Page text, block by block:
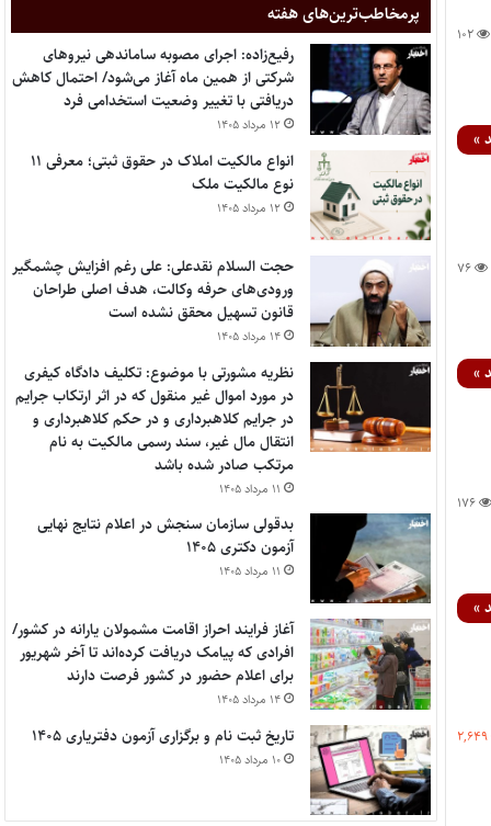
۱۰۲
»
۷۶
»
۱۷۶
»
۲,۶۴۹
پر‌مخاطب‌ترین‌های هفته
رفیع‌زاده: اجرای مصوبه ساماندهی نیروهای
شرکتی از همین ماه آغاز می‌شود/ احتمال کاهش
دریافتی با تغییر وضعیت استخدامی فرد
۱۲ مرداد ۱۴۰۵
انواع مالکیت املاک در حقوق ثبتی؛ معرفی ۱۱
نوع مالکیت ملک
۱۲ مرداد ۱۴۰۵
حجت السلام نقدعلی: علی رغم افزایش چشمگیر
ورودی‌های حرفه وکالت، هدف اصلی طراحان
قانون تسهیل محقق نشده است
۱۴ مرداد ۱۴۰۵
نظریه مشورتی با موضوع: تکلیف دادگاه کیفری
در مورد اموال غیر منقول که در اثر ارتکاب جرایم
در جرایم کلاهبرداری و در حکم کلاهبرداری و
انتقال مال غیر، سند رسمی مالکیت به نام
مرتکب صادر شده باشد
۱۱ مرداد ۱۴۰۵
بدقولی سازمان سنجش در اعلام نتایج نهایی
آزمون دکتری ۱۴۰۵
۱۱ مرداد ۱۴۰۵
آغاز فرایند احراز اقامت مشمولان یارانه در کشور/
افرادی که پیامک دریافت کرده‌اند تا آخر شهریور
برای اعلام حضور در کشور فرصت دارند
۱۴ مرداد ۱۴۰۵
تاریخ ثبت نام و برگزاری آزمون دفتریاری ۱۴۰۵
۱۰ مرداد ۱۴۰۵